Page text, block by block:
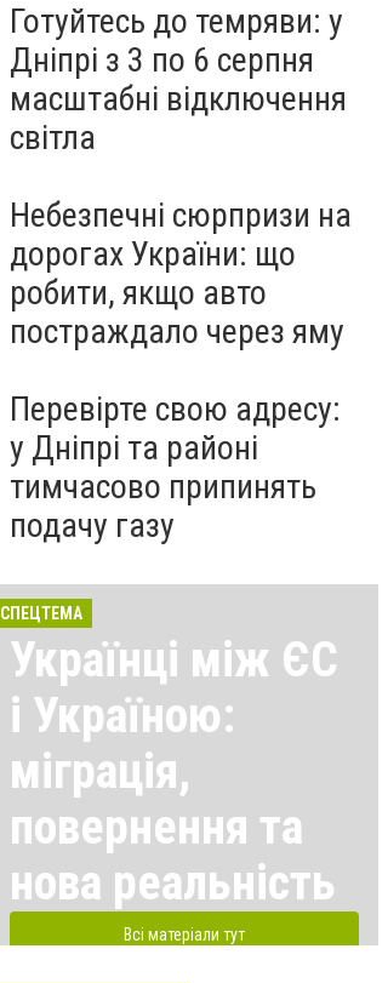
Готуйтесь до темряви: у
Дніпрі з 3 по 6 серпня
масштабні відключення
світла
Небезпечні сюрпризи на
дорогах України: що
робити, якщо авто
постраждало через яму
Перевірте свою адресу:
у Дніпрі та районі
тимчасово припинять
подачу газу
СПЕЦТЕМА
Українці між ЄС
і Україною:
міграція,
повернення та
нова реальність
Всі матеріали тут